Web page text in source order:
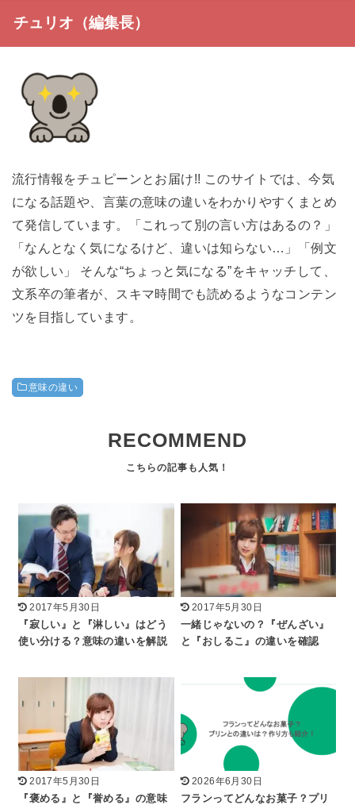
チュリオ（編集長）
流行情報をチュピーンとお届け!! このサイトでは、今気
になる話題や、言葉の意味の違いをわかりやすくまとめ
て発信しています。「これって別の言い方はあるの？」
「なんとなく気になるけど、違いは知らない…」「例文
が欲しい」 そんな“ちょっと気になる”をキャッチして、
文系卒の筆者が、スキマ時間でも読めるようなコンテン
ツを目指しています。
意味の違い
RECOMMEND
2017年5月30日
『寂しい』と『淋しい』はどう
使い分ける？意味の違いを解説
2017年5月30日
一緒じゃないの？『ぜんざい』
と『おしるこ』の違いを確認
2017年5月30日
『褒める』と『誉める』の意味
2026年6月30日
フランってどんなお菓子？プリ